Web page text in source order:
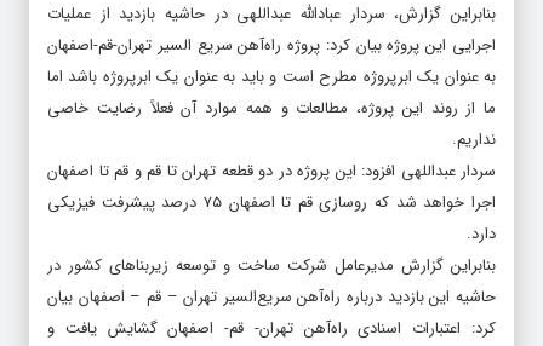
بنابراین گزارش، سردار عبادالله عبداللهی در حاشیه بازدید از عملیات
اجرایی این پروژه بیان کرد: پروژه راه‌آهن سریع السیر تهران-قم-اصفهان
به عنوان یک ابرپروژه مطرح است و باید به عنوان یک ابرپروژه باشد اما
ما از روند این پروژه، مطالعات و همه موارد آن فعلاً رضایت خاصی
نداریم.
سردار عبداللهی افزود: این پروژه در دو قطعه تهران تا قم و قم تا اصفهان
اجرا خواهد شد که روسازی قم تا اصفهان ۷۵ درصد پیشرفت فیزیکی
دارد.
بنابراین گزارش مدیرعامل شرکت ساخت و توسعه زیربناهای کشور در
حاشیه این بازدید درباره راه‌آهن سریع‌السیر تهران – قم – اصفهان بیان
کرد: اعتبارات اسنادی راه‌آ‌هن تهران- قم- اصفهان گشایش یافت و